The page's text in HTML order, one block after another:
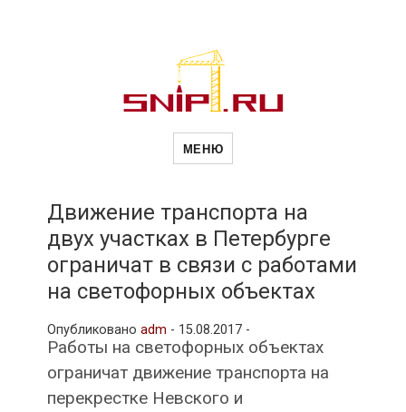
Новости
и
рубрики
МЕНЮ
Движение транспорта на
двух участках в Петербурге
ограничат в связи с работами
на светофорных объектах
Опубликовано adm - 15.08.2017 -
Работы на светофорных объектах
ограничат движение транспорта на
перекрестке Невского и